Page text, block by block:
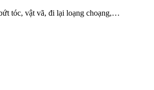
tóc, vật vã, đi lại loạng choạng,…